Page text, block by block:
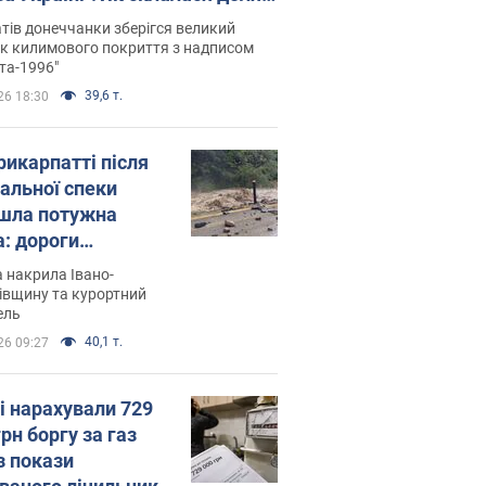
яка 30 років тому
"золото" Олімпіади
донеччанки зберігся великий
килимового покриття з надписом
1996"
18:30 39,6 т.
після
спеки
потужна
дороги
на
Відео
накрила Івано-
та курортний
09:27 40,1 т.
нарахували 729
боргу за газ
покази